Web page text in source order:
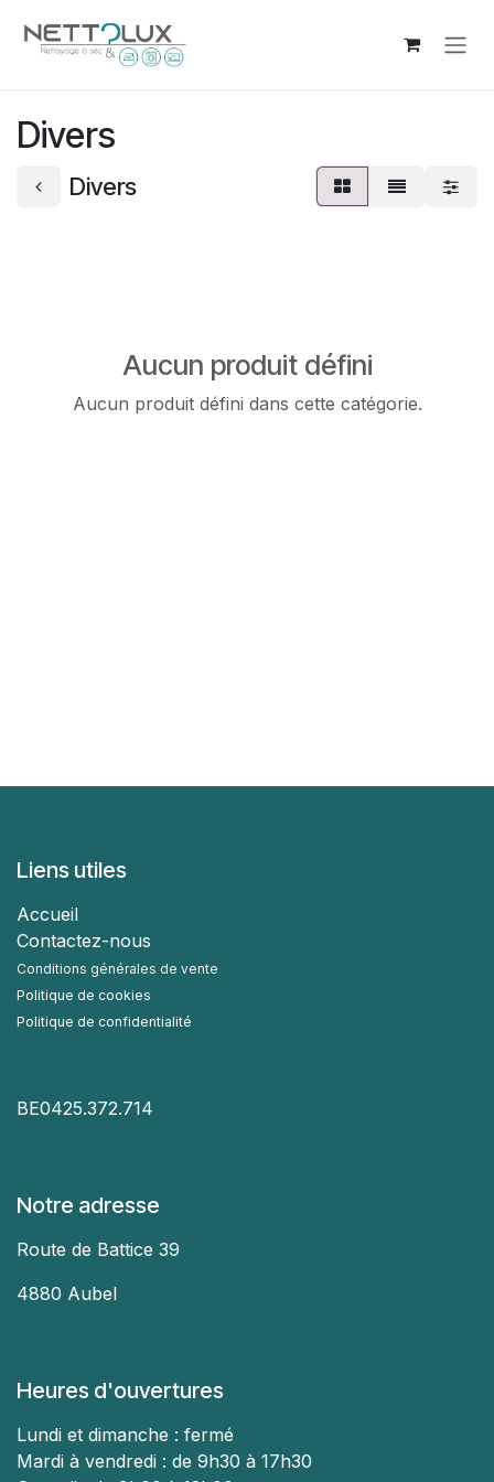
Divers
Divers
Aucun produit défini
Aucun produit défini dans cette catégorie.
Liens utiles
Accueil
Contactez-nous
Conditions générales de vente
Politique de cookies
Politique de confidentialité
BE0425.372.714
Notre adresse
Route de Battice 39
4880 Aubel
Heures d'ouvertures
Lundi et dimanche : fermé
Mardi à vendredi : de 9h30 à 17h30